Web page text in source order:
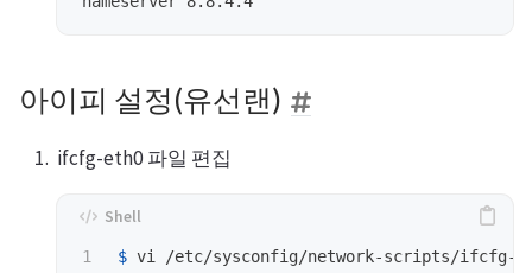
아이피 설정(유선랜)
ifcfg-eth0 파일 편집
$